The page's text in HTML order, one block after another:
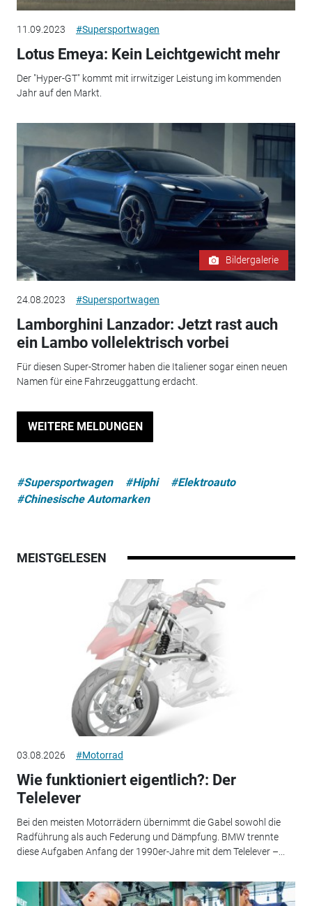
11.09.2023 #Supersportwagen
Lotus Emeya: Kein Leichtgewicht mehr
Der "Hyper-GT" kommt mit irrwitziger Leistung im kommenden
Jahr auf den Markt.
Bildergalerie
24.08.2023 #Supersportwagen
Lamborghini Lanzador: Jetzt rast auch
ein Lambo vollelektrisch vorbei
Für diesen Super-Stromer haben die Italiener sogar einen neuen
Namen für eine Fahrzeuggattung erdacht.
WEITERE MELDUNGEN
#Supersportwagen #Hiphi
#Elektroauto
#Chinesische Automarken
MEISTGELESEN
03.08.2026 #Motorrad
Wie funktioniert eigentlich?: Der
Telelever
Bei den meisten Motorrädern übernimmt die Gabel sowohl die
Radführung als auch Federung und Dämpfung. BMW trennte
diese Aufgaben Anfang der 1990er-Jahre mit dem Telelever –...